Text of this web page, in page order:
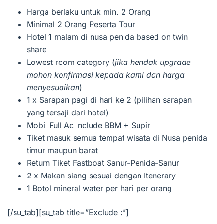
Harga berlaku untuk min. 2 Orang
Minimal 2 Orang Peserta Tour
Hotel 1 malam di nusa penida based on twin
share
Lowest room category (jika hendak upgrade
mohon konfirmasi kepada kami dan harga
menyesuaikan)
1 x Sarapan pagi di hari ke 2 (pilihan sarapan
yang tersaji dari hotel)
Mobil Full Ac include BBM + Supir
Tiket masuk semua tempat wisata di Nusa penida
timur maupun barat
Return Tiket Fastboat Sanur-Penida-Sanur
2 x Makan siang sesuai dengan Itenerary
1 Botol mineral water per hari per orang
[/su_tab][su_tab title=”Exclude :”]